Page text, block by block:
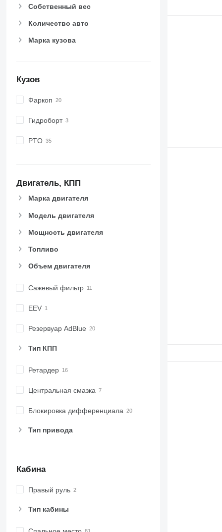
Собственный вес
Количество авто
Марка кузова
Кузов
Фаркоп
Гидроборт
PTO
Двигатель, КПП
Марка двигателя
Модель двигателя
Мощность двигателя
Топливо
Объем двигателя
Сажевый фильтр
EEV
Резервуар AdBlue
Тип КПП
Ретардер
Центральная смазка
Блокировка дифференциала
Тип привода
Кабина
Правый руль
Тип кабины